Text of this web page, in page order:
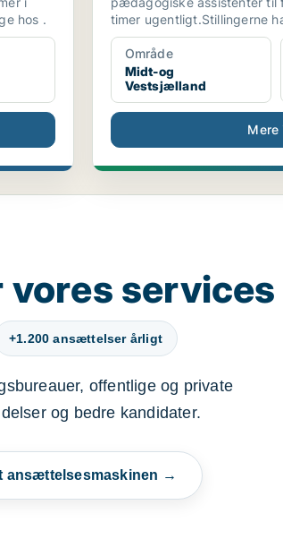
hos .
timer ugentligt.Stillingerne
Område
Midt-og
Vestsjælland
Mere
services
+1.200 ansættelser årligt
offentlige og private
og bedre kandidater.
ansættelsesmaskinen →